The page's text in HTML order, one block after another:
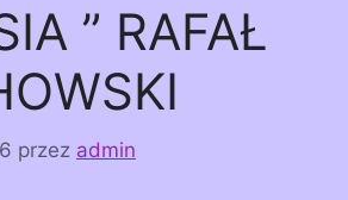
” RAFAŁ
przez admin